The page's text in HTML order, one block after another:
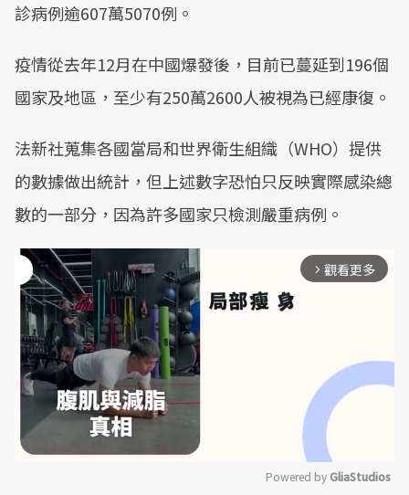
診病例逾607萬5070例。
疫情從去年12月在中國爆發後，目前已蔓延到196個
國家及地區，至少有250萬2600人被視為已經康復。
法新社蒐集各國當局和世界衛生組織（WHO）提供
的數據做出統計，但上述數字恐怕只反映實際感染總
數的一部分，因為許多國家只檢測嚴重病例。
arrow_forward_ios 觀看更多
Powered by GliaStudios